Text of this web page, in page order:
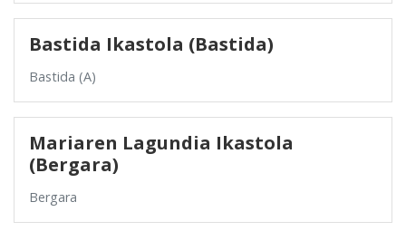
Bastida Ikastola (Bastida)
Bastida (A)
Mariaren Lagundia Ikastola
(Bergara)
Bergara